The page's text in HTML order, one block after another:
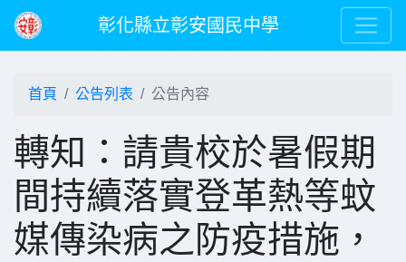
彰化縣立彰安國民中學
首頁 公告列表 公告內容
轉知：請貴校於暑假期
間持續落實登革熱等蚊
媒傳染病之防疫措施，